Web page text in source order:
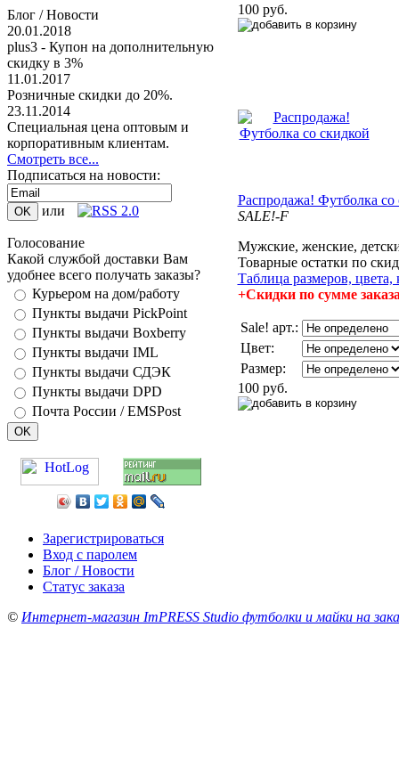
Блог / Новости
20.01.2018
plus3 - Купон на дополнительную
скидку в 3%
11.01.2017
Розничные скидки до 20%.
23.11.2014
Специальная цена оптовым и
корпоративным клиентам.
Смотреть все...
Подписаться на новости:
или
Голосование
Какой службой доставки Вам
удобнее всего получать заказы?
Курьером на дом/работу
Пункты выдачи PickPoint
Пункты выдачи Boxberry
Пункты выдачи IML
Пункты выдачи СДЭК
Пункты выдачи DPD
Почта России / EMSPost
100 руб.
Распродажа! Футболка со
SALE!-F
Мужские, женские,
Товарные остатки по
Таблица размеров, цвета,
+Скидки по сумме
Sale! арт.:
Цвет:
Размер:
100 руб.
Зарегистрироваться
Вход с паролем
Блог / Новости
Статус заказа
© Интернет-магазин ImPRESS Studio футболки и майки на